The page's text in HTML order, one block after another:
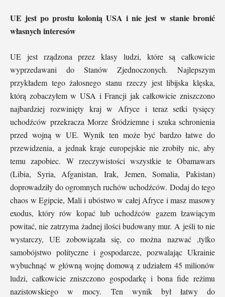
UE jest po prostu kolonią USA i nie jest w stanie bronić
własnych interesów
UE jest rządzona przez klasy ludzi, które są całkowicie
wyprzedawani do Stanów Zjednoczonych. Najlepszym
przykładem tego żałosnego stanu rzeczy jest libijska klęska,
którą zobaczyłem w USA i Francji jak całkowicie zniszczono
najbardziej rozwinięty kraj w Afryce i teraz setki tysięcy
uchodźców przekracza Morze Śródziemne i szuka schronienia
przed wojną w UE. Wynik ten może być bardzo łatwe do
przewidzenia, a jednak kraje europejskie nie zrobiły nic, aby
temu zapobiec. W rzeczywistości wszystkie te Obamawars
(Libia, Syria, Afganistan, Irak, Jemen, Somalia, Pakistan)
doprowadziły do ​​ogromnych ruchów uchodźców. Dodaj do tego
chaos w Egipcie, Mali i ubóstwo w całej Afryce i masz masowy
exodus, który rów kopać lub uchodźców gazem łzawiącym
powitać, nie zatrzyma żadnej ilości budowany mur. A jeśli to nie
wystarczy, UE zobowiązała się, co można nazwać ,tylko
samobójstwo polityczne i gospodarcze, pozwalając Ukrainie
wybuchnąć w główną wojnę domową z udziałem 45 milionów
ludzi, całkowicie zniszczono gospodarkę i bona fide reżimu
nazistowskiego w mocy. Ten wynik był łatwy do